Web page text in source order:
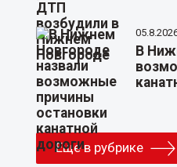
В
Еще в рубрике